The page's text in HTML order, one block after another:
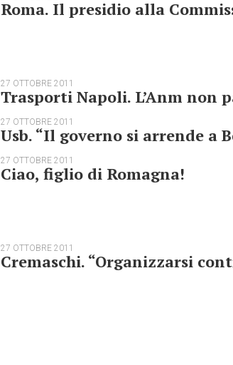
Roma. Il presidio alla
27 OTTOBRE 2011
Trasporti Napoli. L’Anm non
27 OTTOBRE 2011
Usb. “Il governo si arrende a
27 OTTOBRE 2011
Ciao, figlio di Romagna!
27 OTTOBRE 2011
Cremaschi. “Organizzarsi